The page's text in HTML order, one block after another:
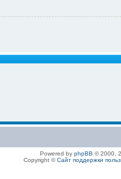
Powered by phpBB © 2000,
Copyright ©Сайт поддержки